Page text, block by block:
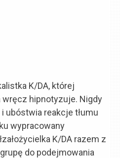
K/DA, której
hipnotyzuje. Nigdy
ubóstwia reakcje tłumu
wypracowany
K/DA razem z
do podejmowania